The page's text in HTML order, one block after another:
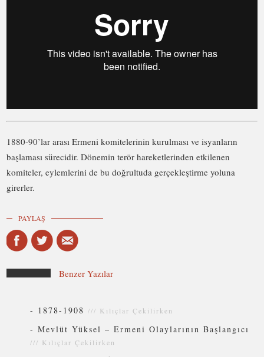
1880-90’lar arası Ermeni komitelerinin kurulması ve isyanların
başlaması sürecidir. Dönemin terör hareketlerinden etkilenen
komiteler, eylemlerini de bu doğrultuda gerçekleştirme yoluna
girerler.
PAYLAŞ
Benzer Yazılar
- 1878-1908 /// Kılıçlar Çekilirken
-Mevlüt Yüksel – Ermeni Olaylarının Başlangıcı
/// Kılıçlar Çekilirken